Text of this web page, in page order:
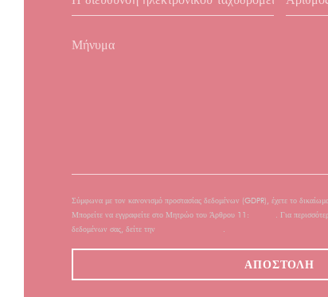
Σύμφωνα με τον κανονισμό προστασίας δεδομένων (GDPR), έχετε το δικαίωμα
Μπορείτε να εγγραφείτε στο Μητρώο του Άρθρου 11:
. Για
δεδομένων σας, δείτε την
.